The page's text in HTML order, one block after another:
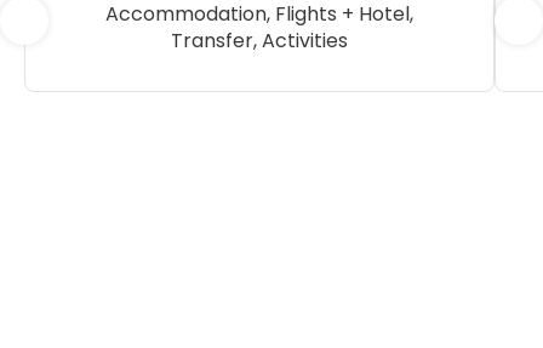
Accommodation, Flights + Hotel,
Transfer, Activities